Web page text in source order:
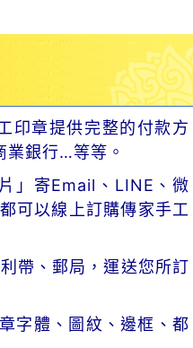
印章提供完整的付款方
業銀行…等等。
」寄Email、LINE、微
可以線上訂購傳家手工
帶、郵局，運送您所訂
字體、圖紋、邊框、都